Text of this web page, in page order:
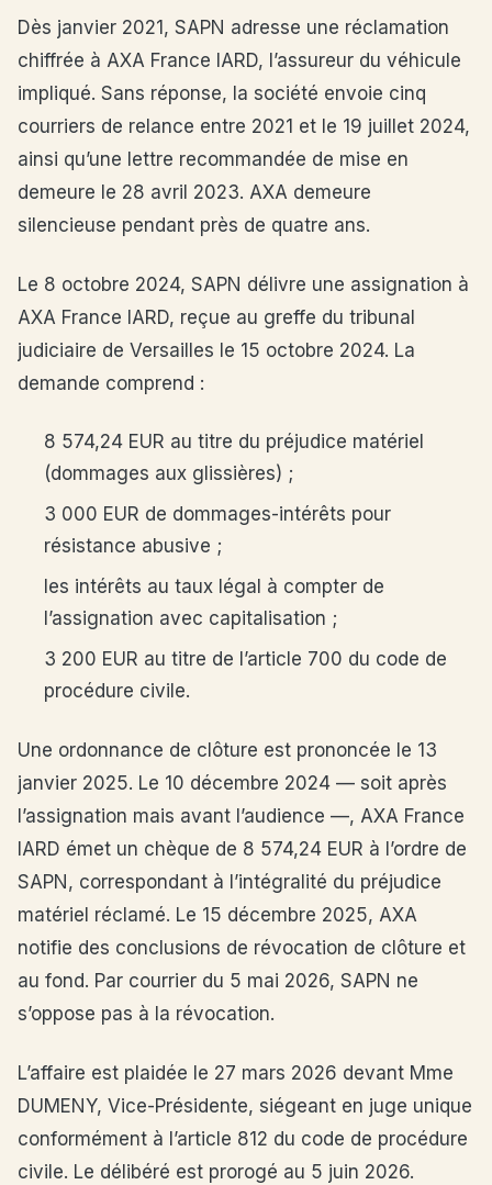
Dès janvier 2021, SAPN adresse une réclamation
chiffrée à AXA France IARD, l’assureur du véhicule
impliqué. Sans réponse, la société envoie cinq
courriers de relance entre 2021 et le 19 juillet 2024,
ainsi qu’une lettre recommandée de mise en
demeure le 28 avril 2023. AXA demeure
silencieuse pendant près de quatre ans.
Le 8 octobre 2024, SAPN délivre une assignation à
AXA France IARD, reçue au greffe du tribunal
judiciaire de Versailles le 15 octobre 2024. La
demande comprend :
8 574,24 EUR au titre du préjudice matériel
(dommages aux glissières) ;
3 000 EUR de dommages-intérêts pour
résistance abusive ;
les intérêts au taux légal à compter de
l’assignation avec capitalisation ;
3 200 EUR au titre de l’article 700 du code de
procédure civile.
Une ordonnance de clôture est prononcée le 13
janvier 2025. Le 10 décembre 2024 — soit après
l’assignation mais avant l’audience —, AXA France
IARD émet un chèque de 8 574,24 EUR à l’ordre de
SAPN, correspondant à l’intégralité du préjudice
matériel réclamé. Le 15 décembre 2025, AXA
notifie des conclusions de révocation de clôture et
au fond. Par courrier du 5 mai 2026, SAPN ne
s’oppose pas à la révocation.
L’affaire est plaidée le 27 mars 2026 devant Mme
DUMENY, Vice-Présidente, siégeant en juge unique
conformément à l’article 812 du code de procédure
civile. Le délibéré est prorogé au 5 juin 2026.